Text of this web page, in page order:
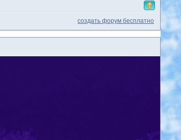
создать форум бесплатно